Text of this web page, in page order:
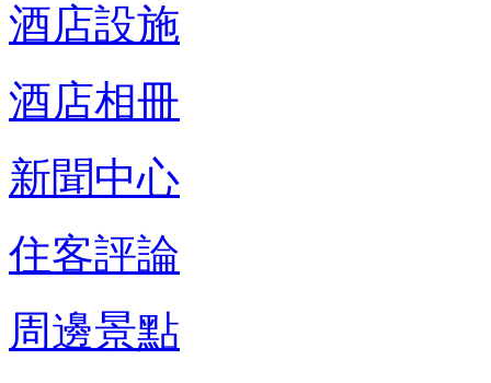
酒店設施
酒店相冊
新聞中心
住客評論
周邊景點